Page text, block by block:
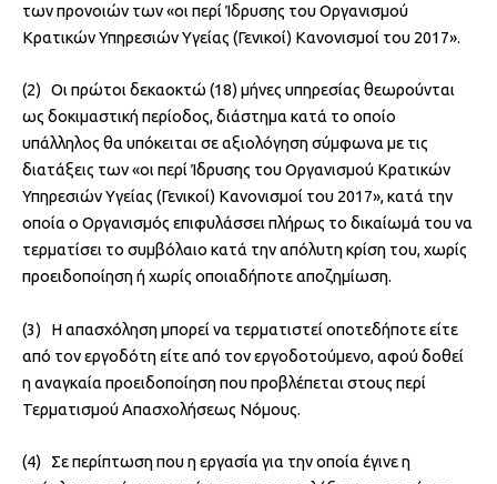
των προνοιών των «οι περί Ίδρυσης του Οργανισμού
Κρατικών Υπηρεσιών Υγείας (Γενικοί) Κανονισμοί του 2017».
(2) Οι πρώτοι δεκαοκτώ (18) μήνες υπηρεσίας θεωρούνται
ως δοκιμαστική περίοδος, διάστημα κατά το οποίο
υπάλληλος θα υπόκειται σε αξιολόγηση σύμφωνα με τις
διατάξεις των «οι περί Ίδρυσης του Οργανισμού Κρατικών
Υπηρεσιών Υγείας (Γενικοί) Κανονισμοί του 2017», κατά την
οποία ο Οργανισμός επιφυλάσσει πλήρως το δικαίωμά του να
τερματίσει το συμβόλαιο κατά την απόλυτη κρίση του, χωρίς
προειδοποίηση ή χωρίς οποιαδήποτε αποζημίωση.
(3) Η απασχόληση μπορεί να τερματιστεί οποτεδήποτε είτε
από τον εργοδότη είτε από τον εργοδοτούμενο, αφού δοθεί
η αναγκαία προειδοποίηση που προβλέπεται στους περί
Τερματισμού Απασχολήσεως Νόμους.
(4) Σε περίπτωση που η εργασία για την οποία έγινε η